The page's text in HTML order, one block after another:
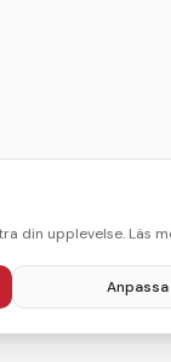
din upplevelse. Läs
Anpassa